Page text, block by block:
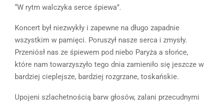
“W rytm walczyka serce śpiewa”.
Koncert był niezwykły i zapewne na długo zapadnie
wszystkim w pamięci. Poruszył nasze serca i zmysły.
Przeniósł nas ze śpiewem pod niebo Paryża a słońce,
które nam towarzyszyło tego dnia zamieniło się jeszcze w
bardziej cieplejsze, bardziej rozgrzane, toskańskie.
Upojeni szlachetnością barw głosów, zalani przecudnymi